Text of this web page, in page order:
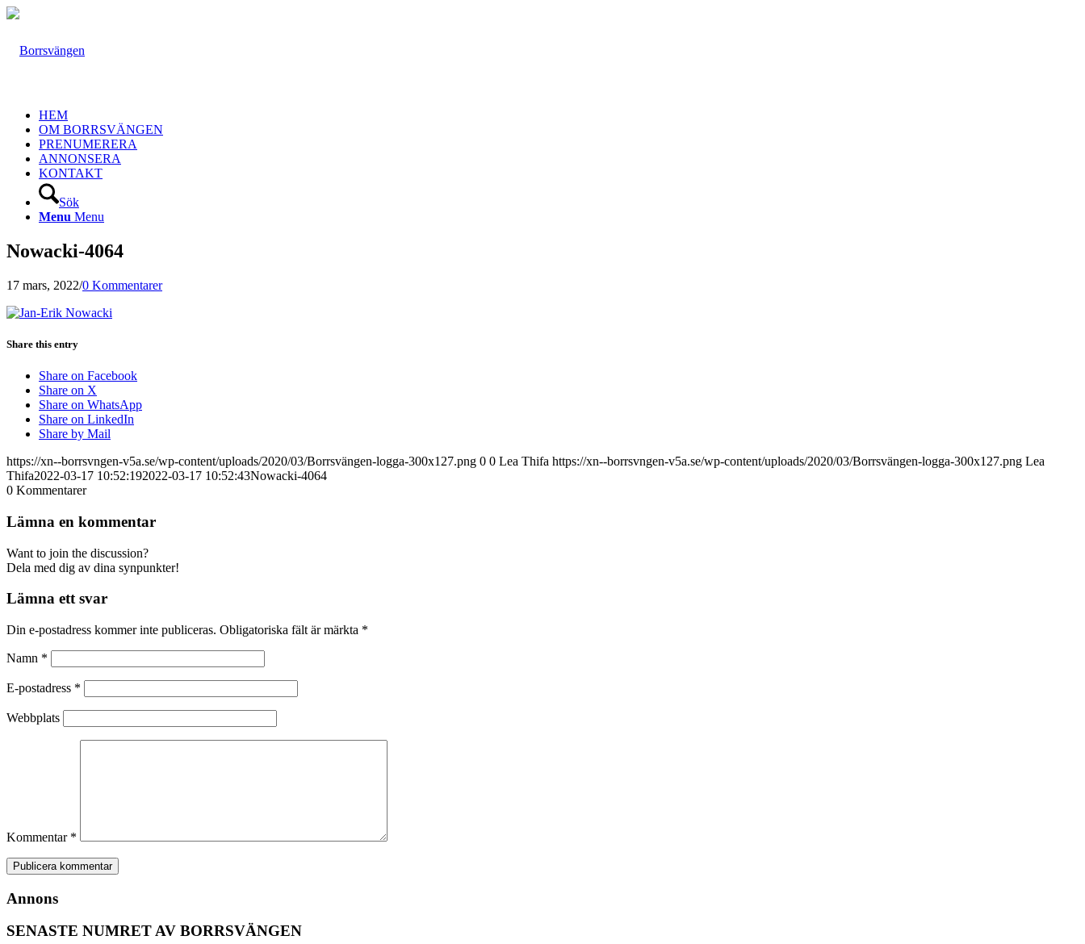
HEM
OM BORRSVÄNGEN
PRENUMERERA
ANNONSERA
KONTAKT
Sök
Menu Menu
Nowacki-4064
17 mars, 2022/0 Kommentarer
Share this entry
Share on Facebook
Share on X
Share on WhatsApp
Share on LinkedIn
Share by Mail
https://xn--borrsvngen-v5a.se/wp-content/uploads/2020/03/Borrsvängen-logga-300x127.png 0 0 Lea Thifa https://xn--borrsvngen-v5a.se/wp-content/uploads/2020/03/Borrsvängen-logga-300x127.png Lea
Thifa2022-03-17 10:52:192022-03-17 10:52:43Nowacki-4064
0 Kommentarer
Lämna en kommentar
Want to join the discussion?
Dela med dig av dina synpunkter!
Lämna ett svar
Din e-postadress kommer inte publiceras. Obligatoriska fält är märkta *
Namn *
E-postadress *
Webbplats
Kommentar *
Annons
SENASTE NUMRET AV BORRSVÄNGEN